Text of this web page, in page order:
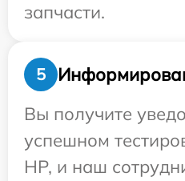
запчасти.
5
Вы получите
успешном
HP, и наш